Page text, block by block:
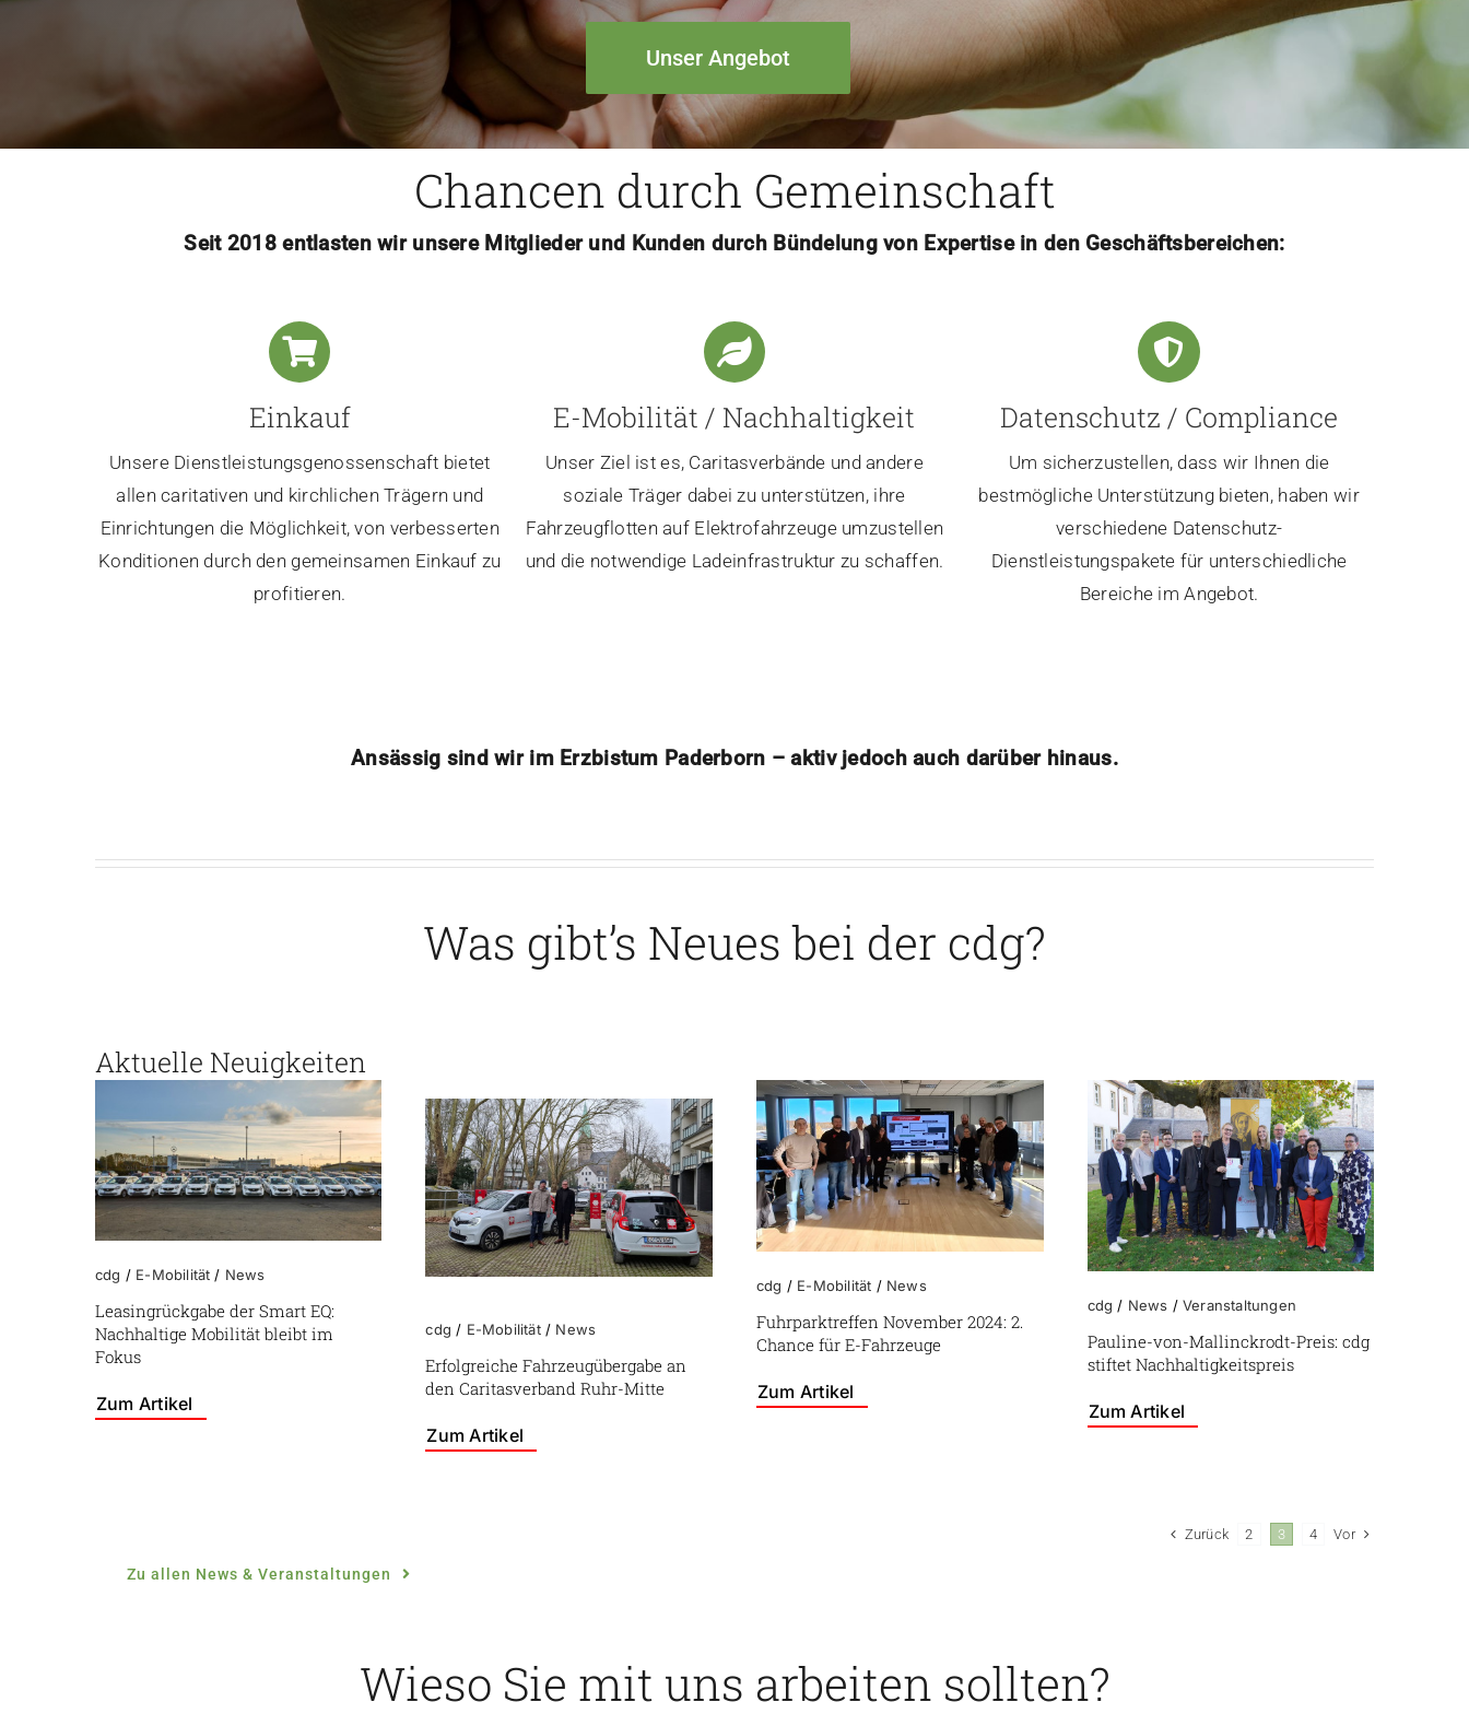
Unser Angebot
Chancen durch Gemeinschaft
Seit 2018 entlasten wir unsere Mitglieder und Kunden durch Bündelung von Expertise in den Geschäftsbereichen:
Einkauf
Unsere Dienstleistungsgenossenschaft bietet
allen caritativen und kirchlichen Trägern und
Einrichtungen die Möglichkeit, von verbesserten
Konditionen durch den gemeinsamen Einkauf zu
profitieren.
E-Mobilität / Nachhaltigkeit
Unser Ziel ist es, Caritasverbände und andere
soziale Träger dabei zu unterstützen, ihre
Fahrzeugflotten auf Elektrofahrzeuge umzustellen
und die notwendige Ladeinfrastruktur zu schaffen.
Datenschutz / Compliance
Um sicherzustellen, dass wir Ihnen die
bestmögliche Unterstützung bieten, haben wir
verschiedene Datenschutz-
Dienstleistungspakete für unterschiedliche
Bereiche im Angebot.
Ansässig sind wir im Erzbistum Paderborn – aktiv jedoch auch darüber hinaus.
Was gibt’s Neues bei der cdg?
Aktuelle Neuigkeiten
cdg / E-Mobilität / News
Leasingrückgabe der Smart EQ:
Nachhaltige Mobilität bleibt im
Fokus
Zum Artikel
cdg / E-Mobilität/ News
Erfolgreiche Fahrzeugübergabe an
den Caritasverband Ruhr-Mitte
Zum Artikel
cdg / E-Mobilität / News
Fuhrparktreffen November 2024: 2.
Chance für E-Fahrzeuge
Zum Artikel
cdg / News /Veranstaltungen
Pauline-von-Mallinckrodt-Preis: cdg
stiftet Nachhaltigkeitspreis
Zum Artikel
Zurück 2 3 4 Vor
Zu allen News & Veranstaltungen
Wieso Sie mit uns arbeiten sollten?